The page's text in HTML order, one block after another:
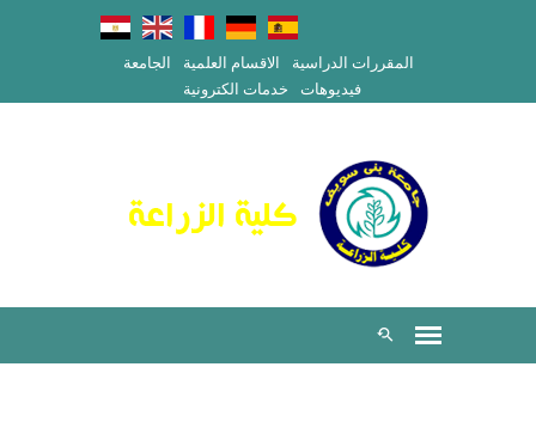
الجامعة الاقسام العلمية
المقررات الدراسية
خدمات الكترونية
فيديوهات